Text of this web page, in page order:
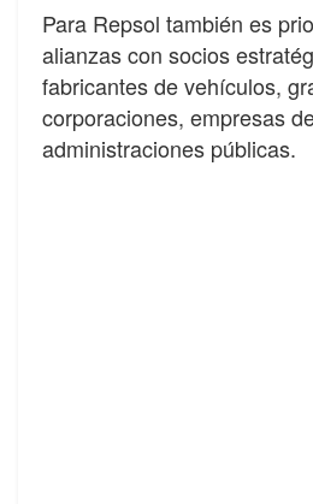
Para Repsol también es
alianzas con socios
fabricantes de vehículos,
corporaciones, empresas
administraciones públicas.